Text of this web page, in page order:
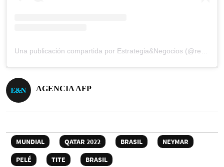
Una publicación compartida por Estrategia&Negocios (@revista_eyn)
AGENCIA AFP
MUNDIAL QATAR 2022 BRASIL
NEYMAR
PELÉ
TITE BRASIL